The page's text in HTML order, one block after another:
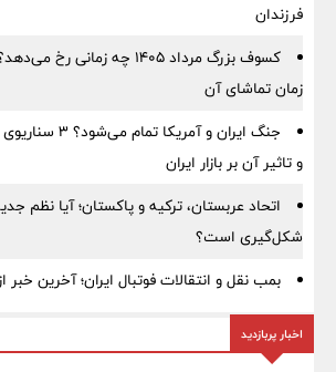
فرزندان
کسوف بزرگ مرداد ۱۴۰۵ چه
زمان تماشای آن
جنگ ایران و
و تاثیر آن بر بازار ایران
اتحاد عربستان، ترکیه و پاکستان؛ آیا نظم
شکل‌گیری است؟
بمب نقل‌ و انتقالات فوتبال ایران؛ آخرین خبر
اخبار پربازدید